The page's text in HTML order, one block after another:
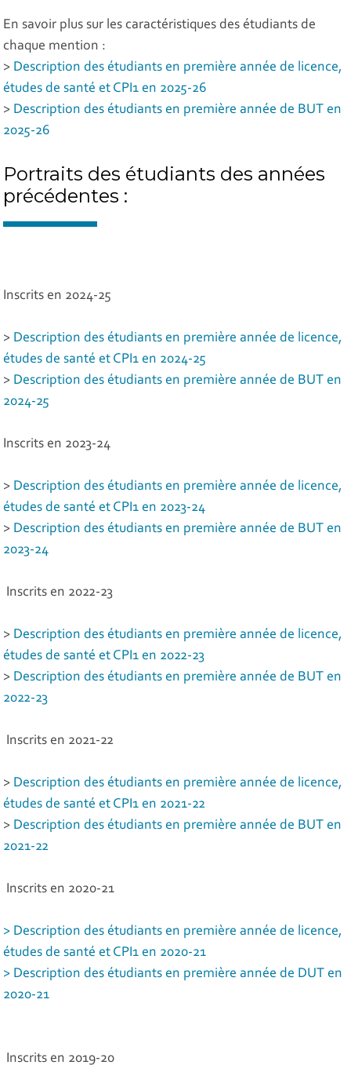
En savoir plus sur les caractéristiques des étudiants de
chaque mention :
> Description des étudiants en première année de licence,
études de santé et CPI1 en 2025-26
> Description des étudiants en première année de BUT en
2025-26
Portraits des étudiants des années
précédentes :
Inscrits en 2024-25
> Description des étudiants en première année de licence,
études de santé et CPI1 en 2024-25
> Description des étudiants en première année de BUT en
2024-25
Inscrits en 2023-24
> Description des étudiants en première année de licence,
études de santé et CPI1 en 2023-24
> Description des étudiants en première année de BUT en
2023-24
Inscrits en 2022-23
> Description des étudiants en première année de licence,
études de santé et CPI1 en 2022-23
> Description des étudiants en première année de BUT en
2022-23
Inscrits en 2021-22
> Description des étudiants en première année de licence,
études de santé et CPI1 en 2021-22
> Description des étudiants en première année de BUT en
2021-22
Inscrits en 2020-21
> Description des étudiants en première année de licence,
études de santé et CPI1 en 2020-21
> Description des étudiants en première année de DUT en
2020-21
Inscrits en 2019-20